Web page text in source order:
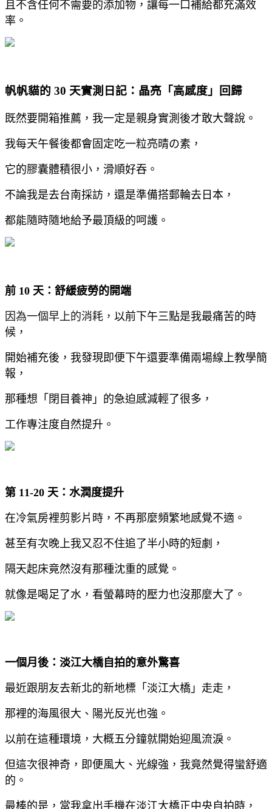
且不含任何不需要的添加物，讓每一口補給都充滿效
率。
帆帆貓的 30 天實測日記：晶亮「高感度」回歸
既然要開箱推薦，我一定是親身實測後才敢大聲說。
我每天午餐後都會固定吃一粒亮晴の素，
它的膠囊體積很小，滑順好吞。
不論我是去台南採訪， 還是準備搭郵輪去日本，
都能隨時隨地給予最頂級的呵護。
前 10 天：舒緩疲勞的開端
因為一個早上的消耗， 以前下午三點是我最痛苦的時
候 ，
開始補充後， 我發現即便下午還要準備兩場線上教學簡
報，
那種想「閉目養神」的急迫感減輕了很多，
工作專注度自然提升。
第 11-20 天：水潤度提升
在冷氣房裡剪影片時， 不再那麼頻繁地感覺不適。
甚至有次晚上我又忍不住追了半小時的短劇，
隔天起床竟然沒有那種沈重的感覺。
就像是喝足了水，看螢幕時的壓力也沒那麼大了。
一個月後：淡江大橋自拍的意外驚喜
最近跟朋友去新北的新地標「淡江大橋」走走，
那裡的海風很大、陽光反光也強。
以前在這種環境，大概五分鐘就開始迎風流淚。
但這次很神奇，即便風大、光線強，我竟然覺得蠻舒適
的。
最棒的是，當我拿出手機在淡江大橋正中央自拍時，